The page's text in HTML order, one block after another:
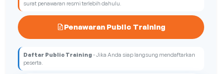
surat penawaran resmi terlebih dahulu.
Penawaran Public Training
Daftar Public Training - Jika Anda siap langsung mendaftarkan
peserta.